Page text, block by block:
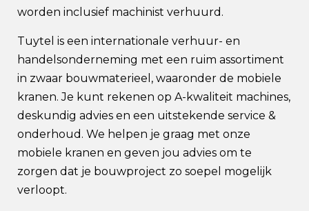
worden inclusief machinist verhuurd.
Tuytel is een internationale verhuur- en
handelsonderneming met een ruim assortiment
in zwaar bouwmaterieel, waaronder de mobiele
kranen. Je kunt rekenen op A-kwaliteit machines,
deskundig advies en een uitstekende service &
onderhoud. We helpen je graag met onze
mobiele kranen en geven jou advies om te
zorgen dat je bouwproject zo soepel mogelijk
verloopt.